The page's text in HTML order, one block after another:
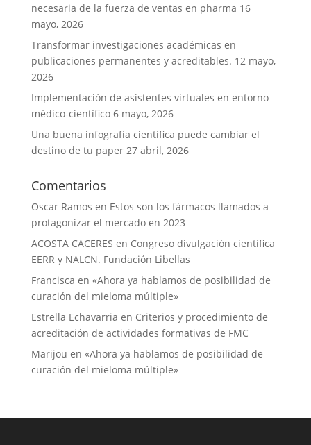
necesaria de la fuerza de ventas en pharma 16
mayo, 2026
Transformar investigaciones académicas en
publicaciones permanentes y acreditables. 12 mayo,
2026
Implementación de asistentes virtuales en entorno
médico-científico 6 mayo, 2026
Una buena infografía científica puede cambiar el
destino de tu paper 27 abril, 2026
Comentarios
Oscar Ramos en Estos son los fármacos llamados a
protagonizar el mercado en 2023
ACOSTA CACERES en Congreso divulgación científica
EERR y NALCN. Fundación Libellas
Francisca en «Ahora ya hablamos de posibilidad de
curación del mieloma múltiple»
Estrella Echavarria en Criterios y procedimiento de
acreditación de actividades formativas de FMC
Marijou en «Ahora ya hablamos de posibilidad de
curación del mieloma múltiple»